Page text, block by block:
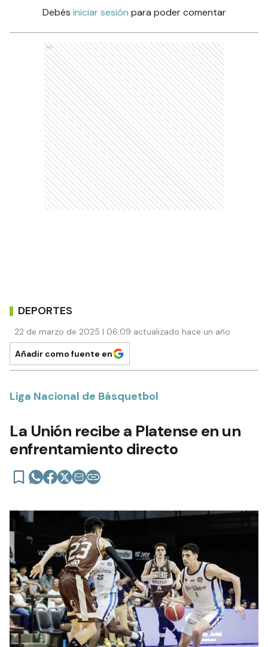
Debés iniciar sesión para poder comentar
Ads
DEPORTES
22 de marzo de 2025 | 06:09 actualizado hace un año
Añadir como fuente en
Liga Nacional de Básquetbol
La Unión recibe a Platense en un
enfrentamiento directo